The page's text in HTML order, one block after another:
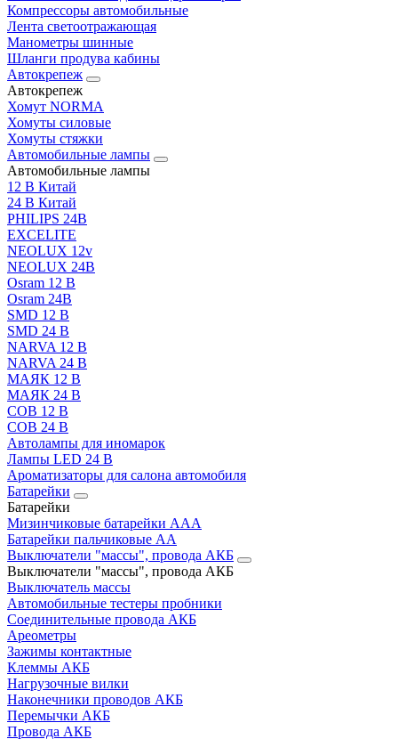
Компрессоры автомобильные
Лента светоотражающая
Манометры шинные
Шланги продува кабины
Автокрепеж
Автокрепеж
Хомут NORMA
Хомуты силовые
Хомуты стяжки
Автомобильные лампы
Автомобильные лампы
12 В Китай
24 В Китай
PHILIPS 24В
EXCELITE
NEOLUX 12v
NEOLUX 24В
Osram 12 В
Osram 24В
SMD 12 В
SMD 24 В
NARVA 12 В
NARVA 24 В
МАЯК 12 В
МАЯК 24 В
COB 12 В
COB 24 В
Автолампы для иномарок
Лампы LED 24 B
Ароматизаторы для салона автомобиля
Батарейки
Батарейки
Мизинчиковые батарейки AAA
Батарейки пальчиковые АА
Выключатели "массы", провода АКБ
Выключатели "массы", провода АКБ
Выключатель массы
Автомобильные тестеры пробники
Соединительные провода АКБ
Ареометры
Зажимы контактные
Клеммы АКБ
Нагрузочные вилки
Наконечники проводов АКБ
Перемычки АКБ
Провода АКБ